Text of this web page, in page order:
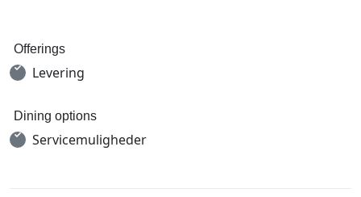
Offerings
Levering
Dining options
Servicemuligheder